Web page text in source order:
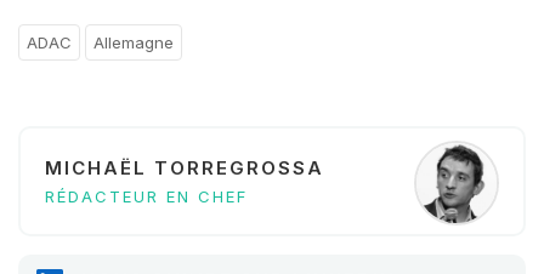
ADAC Allemagne
MICHAËL TORREGROSSA
RÉDACTEUR EN CHEF